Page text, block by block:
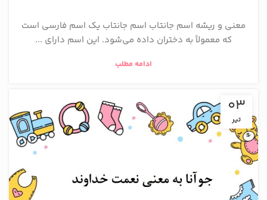
معنی و ریشه اسم جانتاب اسم جانتاب یک اسم فارسی است
که معمولاً به دختران داده می‌شود. این اسم دارای ...
ادامه مطلب
03
تیر